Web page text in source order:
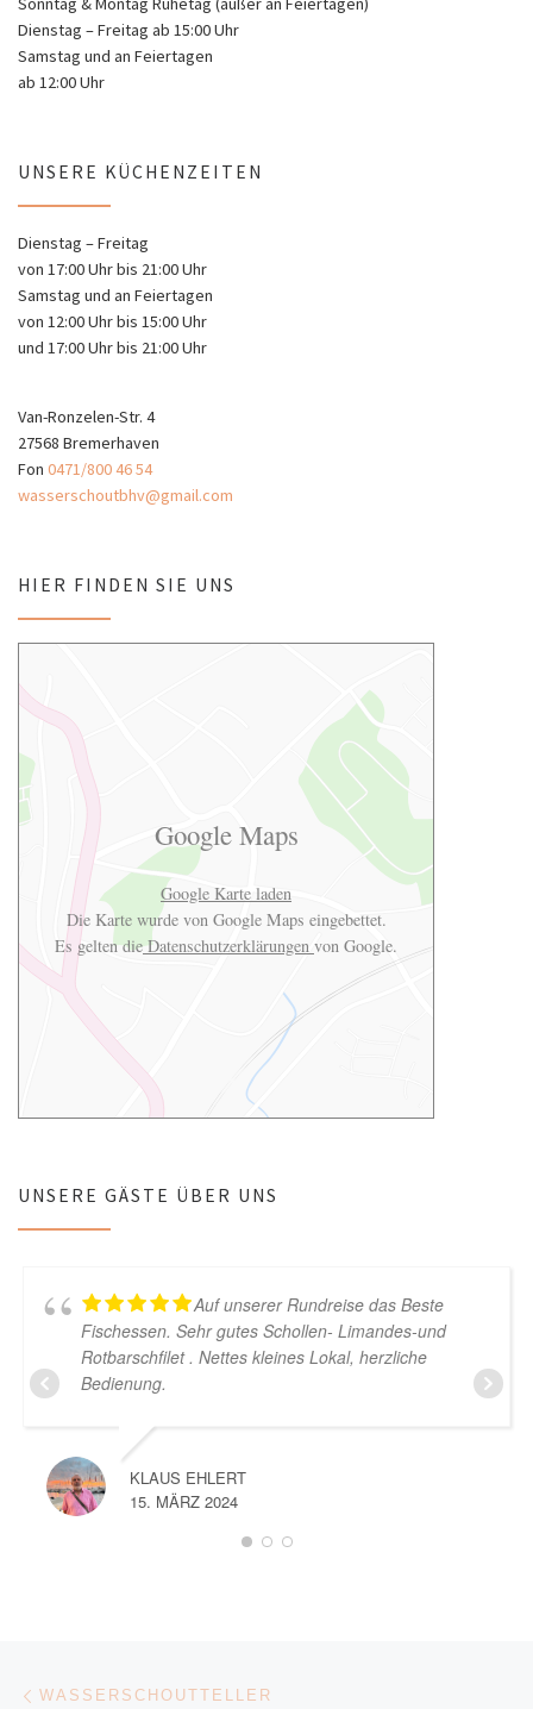
Dienstag – Freitag ab 15:00 Uhr
Samstag und an Feiertagen
ab 12:00 Uhr
UNSERE KÜCHENZEITEN
Dienstag – Freitag
von 17:00 Uhr bis 21:00 Uhr
Samstag und an Feiertagen
von 12:00 Uhr bis 15:00 Uhr
und 17:00 Uhr bis 21:00 Uhr
Van-Ronzelen-Str. 4
27568 Bremerhaven
Fon 0471/800 46 54
wasserschoutbhv@gmail.com
HIER FINDEN SIE UNS
Google Maps
Google Karte laden
Die Karte wurde von Google Maps eingebettet.
Es gelten dieDatenschutzerklärungen von Google.
UNSERE GÄSTE ÜBER UNS
Auf unserer Rundreise das Beste
Fischessen. Sehr gutes Schollen- Limandes-und
Rotbarschfilet . Nettes kleines Lokal, herzliche
Bedienung.
KLAUS EHLERT
15. MÄRZ 2024
Beitragsnavigation
WASSERSCHOUTTELLER